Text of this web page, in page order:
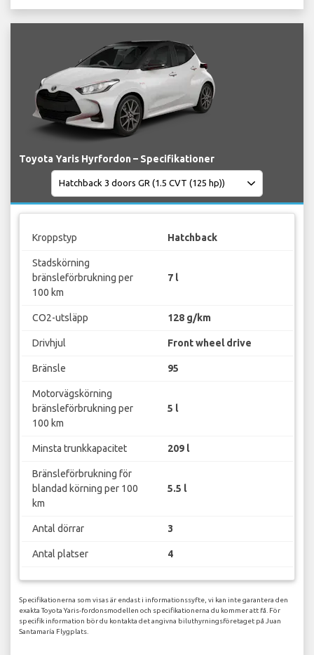
Toyota Yaris Hyrfordon – Specifikationer
Kroppstyp Hatchback
Stadskörning
bränsleförbrukning per
100 km
7 l
CO2-utsläpp 128 g/km
Drivhjul Front wheel drive
Bränsle 95
Motorvägskörning
bränsleförbrukning per
100 km
5 l
Minsta trunkkapacitet 209 l
Bränsleförbrukning för
blandad körning per 100
km
5.5 l
Antal dörrar 3
Antal platser 4
Specifikationerna som visas är endast i informationssyfte, vi kan inte garantera den
exakta Toyota Yaris-fordonsmodellen och specifikationerna du kommer att få. För
specifik information bör du kontakta det angivna biluthyrningsföretaget på Juan
Santamaría Flygplats.